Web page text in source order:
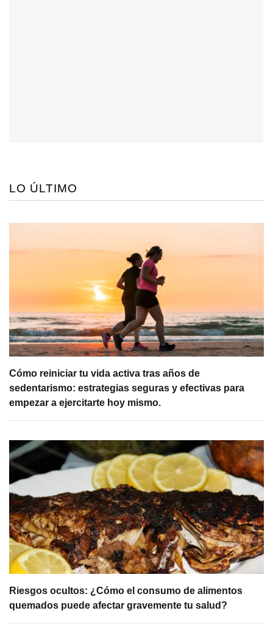
LO ÚLTIMO
Cómo reiniciar tu vida activa tras años de
sedentarismo: estrategias seguras y efectivas para
empezar a ejercitarte hoy mismo.
Riesgos ocultos: ¿Cómo el consumo de alimentos
quemados puede afectar gravemente tu salud?